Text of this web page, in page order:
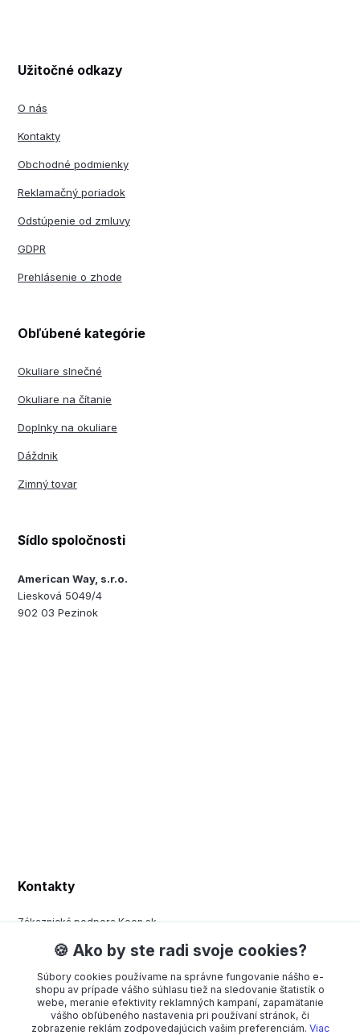
Užitočné odkazy
O nás
Kontakty
Obchodné podmienky
Reklamačný poriadok
Odstúpenie od zmluvy
GDPR
Prehlásenie o zhode
Obľúbené kategórie
Okuliare slnečné
Okuliare na čítanie
Doplnky na okuliare
Dáždnik
Zimný tovar
Sídlo spoločnosti
American Way, s.r.o.
Liesková 5049/4
902 03 Pezinok
Kontakty
Zákaznická podpora Keen.sk
+420 377 443 970
(Po-Pá, 8-15 hod.)
order@americanway.sk
🍪 Ako by ste radi svoje cookies?
Súbory cookies používame na správne fungovanie nášho e-
shopu av prípade vášho súhlasu tiež na sledovanie štatistík o
webe, meranie efektivity reklamných kampaní, zapamätanie
vášho obľúbeného nastavenia pri používaní stránok, či
zobrazenie reklám zodpovedajúcich vašim preferenciám. Viac